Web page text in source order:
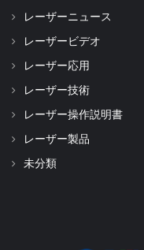
レーザーニュース
レーザービデオ
レーザー応用
レーザー技術
レーザー操作説明書
レーザー製品
未分類